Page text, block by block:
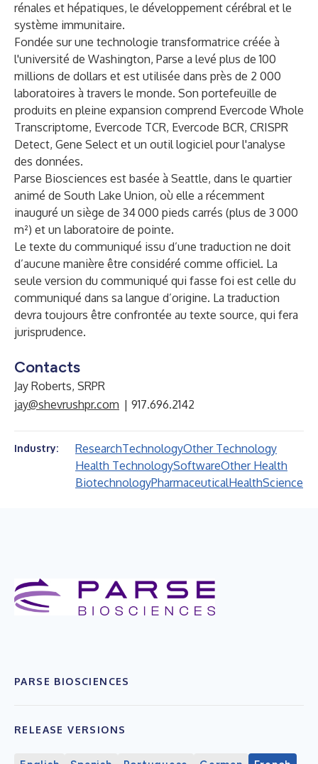
rénales et hépatiques, le développement cérébral et le
système immunitaire.
Fondée sur une technologie transformatrice créée à
l'université de Washington, Parse a levé plus de 100
millions de dollars et est utilisée dans près de 2 000
laboratoires à travers le monde. Son portefeuille de
produits en pleine expansion comprend Evercode Whole
Transcriptome, Evercode TCR, Evercode BCR, CRISPR
Detect, Gene Select et un outil logiciel pour l'analyse
des données.
Parse Biosciences est basée à Seattle, dans le quartier
animé de South Lake Union, où elle a récemment
inauguré un siège de 34 000 pieds carrés (plus de 3 000
m²) et un laboratoire de pointe.
Le texte du communiqué issu d’une traduction ne doit
d’aucune manière être considéré comme officiel. La
seule version du communiqué qui fasse foi est celle du
communiqué dans sa langue d’origine. La traduction
devra toujours être confrontée au texte source, qui fera
jurisprudence.
Contacts
Jay Roberts, SRPR
jay@shevrushpr.com | 917.696.2142
Industry: ResearchTechnologyOther Technology
Health TechnologySoftwareOther Health
BiotechnologyPharmaceuticalHealthScience
PARSE BIOSCIENCES
RELEASE VERSIONS